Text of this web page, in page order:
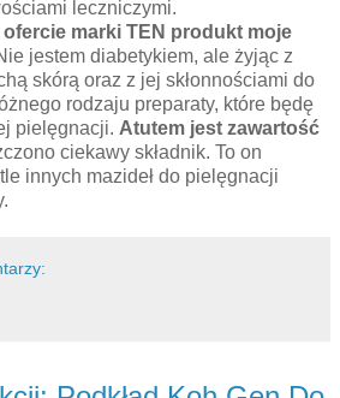
leczniczymi.
ofercie marki TEN produkt moje
jestem diabetykiem, ale żyjąc z
skórą oraz z jej skłonnościami do
rodzaju preparaty, które będę
pielęgnacji. Atutem jest zawartość
ciekawy składnik. To on
innych mazideł do pielęgnacji